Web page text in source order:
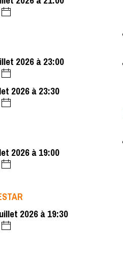
2026 à 23:00
2026 à 23:30
2026 à 19:00
2026 à 19:30